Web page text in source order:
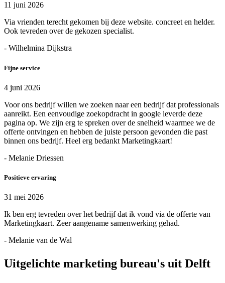
11 juni 2026
Via vrienden terecht gekomen bij deze website. concreet en helder.
Ook tevreden over de gekozen specialist.
- Wilhelmina Dijkstra
Fijne service
4 juni 2026
Voor ons bedrijf willen we zoeken naar een bedrijf dat professionals
aanreikt. Een eenvoudige zoekopdracht in google leverde deze
pagina op. We zijn erg te spreken over de snelheid waarmee we de
offerte ontvingen en hebben de juiste persoon gevonden die past
binnen ons bedrijf. Heel erg bedankt Marketingkaart!
- Melanie Driessen
Positieve ervaring
31 mei 2026
Ik ben erg tevreden over het bedrijf dat ik vond via de offerte van
Marketingkaart. Zeer aangename samenwerking gehad.
- Melanie van de Wal
Uitgelichte marketing bureau's uit Delft